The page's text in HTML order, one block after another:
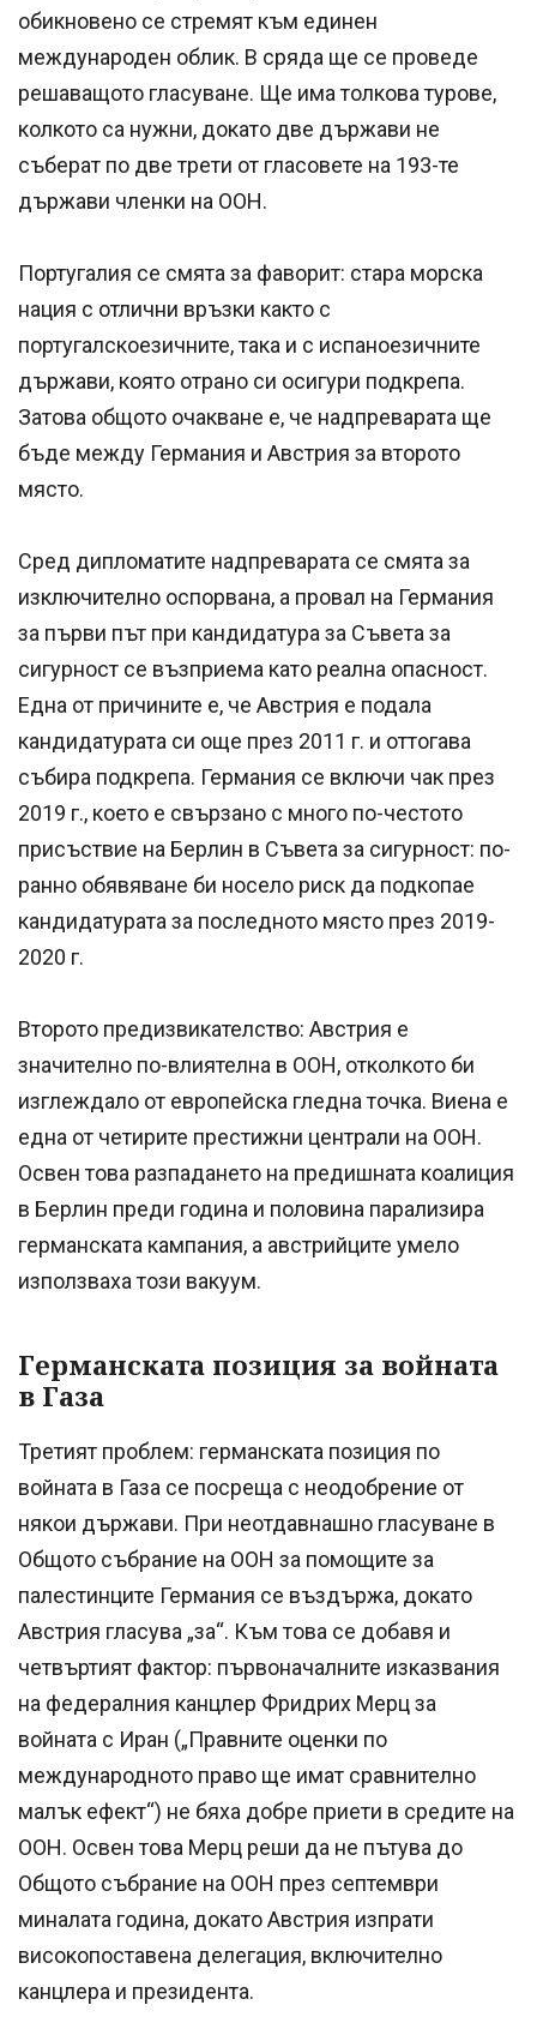
обикновено се стремят към единен
международен облик. В сряда ще се проведе
решаващото гласуване. Ще има толкова турове,
колкото са нужни, докато две държави не
съберат по две трети от гласовете на 193-те
държави членки на ООН.
Португалия се смята за фаворит: стара морска
нация с отлични връзки както с
португалскоезичните, така и с испаноезичните
държави, която отрано си осигури подкрепа.
Затова общото очакване е, че надпреварата ще
бъде между Германия и Австрия за второто
място.
Сред дипломатите надпреварата се смята за
изключително оспорвана, а провал на Германия
за първи път при кандидатура за Съвета за
сигурност се възприема като реална опасност.
Една от причините е, че Австрия е подала
кандидатурата си още през 2011 г. и оттогава
събира подкрепа. Германия се включи чак през
2019 г., което е свързано с много по-честото
присъствие на Берлин в Съвета за сигурност: по-
ранно обявяване би носело риск да подкопае
кандидатурата за последното място през 2019-
2020 г.
Второто предизвикателство: Австрия е
значително по-влиятелна в ООН, отколкото би
изглеждало от европейска гледна точка. Виена е
една от четирите престижни централи на ООН.
Освен това разпадането на предишната коалиция
в Берлин преди година и половина парализира
германската кампания, а австрийците умело
използваха този вакуум.
Германската позиция за войната
в Газа
Третият проблем: германската позиция по
войната в Газа се посреща с неодобрение от
някои държави. При неотдавнашно гласуване в
Общото събрание на ООН за помощите за
палестинците Германия се въздържа, докато
Австрия гласува „за“. Към това се добавя и
четвъртият фактор: първоначалните изказвания
на федералния канцлер Фридрих Мерц за
войната с Иран („Правните оценки по
международното право ще имат сравнително
малък ефект“) не бяха добре приети в средите на
ООН. Освен това Мерц реши да не пътува до
Общото събрание на ООН през септември
миналата година, докато Австрия изпрати
високопоставена делегация, включително
канцлера и президента.